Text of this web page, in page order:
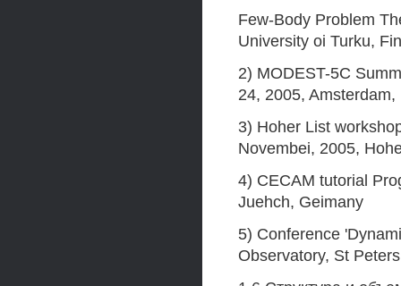
Few-Body Problem
University oi Turku,
2) MODEST-5C
24, 2005,
3) Hoher List
Novembei, 2005,
4) CECAM tutorial
Juehch, Geimany
5) Conference
Observatory, St